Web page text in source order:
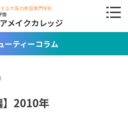
る大阪の美容専門学校
園
メイクカレッジ
ーティーコラム
】2010年